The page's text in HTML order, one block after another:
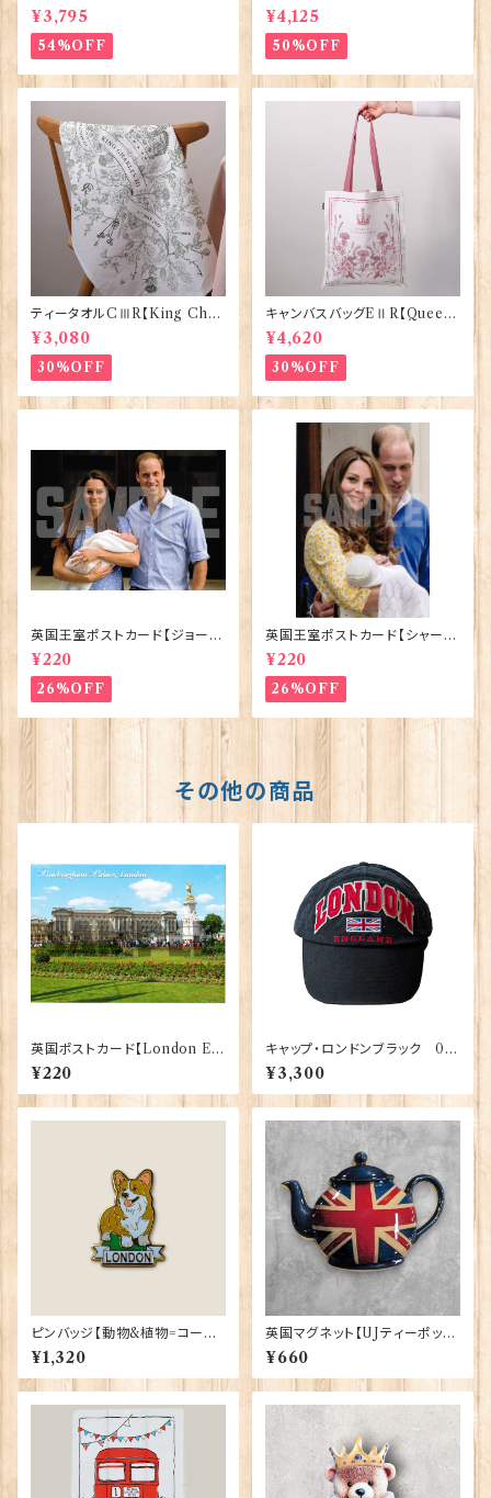
BRIC=Thorpe】BlossomCo
90295
¥3,795
54%OFF
ABRIC=Thorpe】BlossomC
o 90294
¥4,125
50%OFF
ティータオルCⅢR【King Char
lesⅢ Coronation】Victoria
Eggs 50129
¥3,080
30%OFF
キャンバスバッグEⅡR【Queen
ElizabethⅡ Commemorativ
e】Victoria Eggs 90332
¥4,620
30%OFF
英国王室ポストカード【ジョージ
王子ご誕生】Pageantry Post
card 90183-JEF100
¥220
26%OFF
英国王室ポストカード【シャーロ
ット王女2】Pageantry Postca
rd 90183-JEF202
¥220
26%OFF
その他の商品
英国ポストカード【London E】
J.Salmon 90083-042
¥220
キャップ・ロンドンブラック 00
195
¥3,300
ピンバッジ【動物&植物=コーギ
ーロンドン】Tradition 90040
-T1335
¥1,320
英国マグネット【UJティーポッ
ト】Elgate Products 90030
¥660